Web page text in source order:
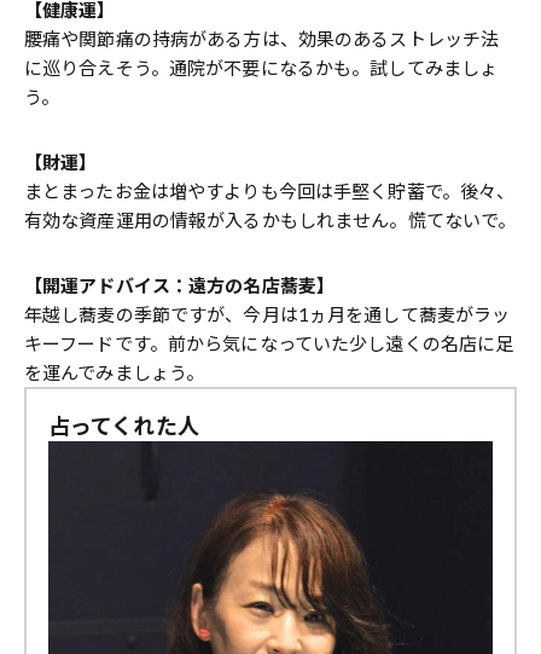
【健康運】
腰痛や関節痛の持病がある方は、効果のあるストレッチ法
に巡り合えそう。通院が不要になるかも。試してみましょ
う。
【財運】
まとまったお金は増やすよりも今回は手堅く貯蓄で。後々、
有効な資産運用の情報が入るかもしれません。慌てないで。
【開運アドバイス：遠方の名店蕎麦】
年越し蕎麦の季節ですが、今月は1ヵ月を通して蕎麦がラッ
キーフードです。前から気になっていた少し遠くの名店に足
を運んでみましょう。
占ってくれた人